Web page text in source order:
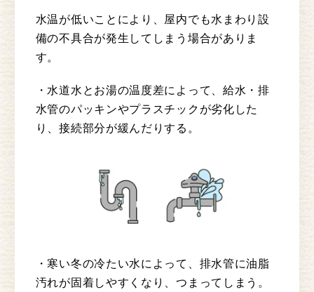
水温が低いことにより、屋内でも水まわり設
備の不具合が発生してしまう場合がありま
す。
・水道水とお湯の温度差によって、給水・排
水管のパッキンやプラスチックが劣化した
り、接続部分が緩んだりする。
・寒い冬の冷たい水によって、排水管に油脂
汚れが固着しやすくなり、つまってしまう。